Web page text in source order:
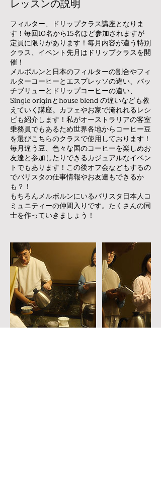
レッスンの説明
フィルター、ドリップクラス講座となりま
す！毎回10名から15名ほど参加されますが
定員に限りがあります！毎月内容が違う特別
クラス、イベント先月はドリップクラスを開
催！
メルボルンと日本のフィルターの割合やフィ
ルターコーヒーとエスプレッソの違い、バッ
チブリューとドリップコーヒーの違い、
Single originとhouse blend の違いなども教
えていく講座。カフェやお家で淹れれるレシ
ピも紹介します！私がオーストラリアの客室
乗務員でもあるため世界各地からコーヒー豆
を選びこちらのクラスで使用しております！
毎月違う豆、色々な国のコーヒーを楽しめお
友達と参加したりできるカジュアルなイベン
トでもあります！この後オフ会などもするの
でバリスタの仕事情報やお友達もできるか
も？！
もちろんメルボルンにいるバリスタ日本人コ
ミュニティーの仲間入りです。たくさんの同
士を作っていきましょう！